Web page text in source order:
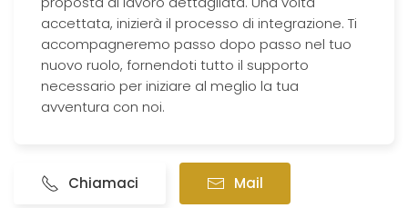
accettata, inizierà il processo di integrazione. Ti
accompagneremo passo dopo passo nel tuo
nuovo ruolo, fornendoti tutto il supporto
necessario per iniziare al meglio la tua
avventura con noi.
Chiamaci Mail